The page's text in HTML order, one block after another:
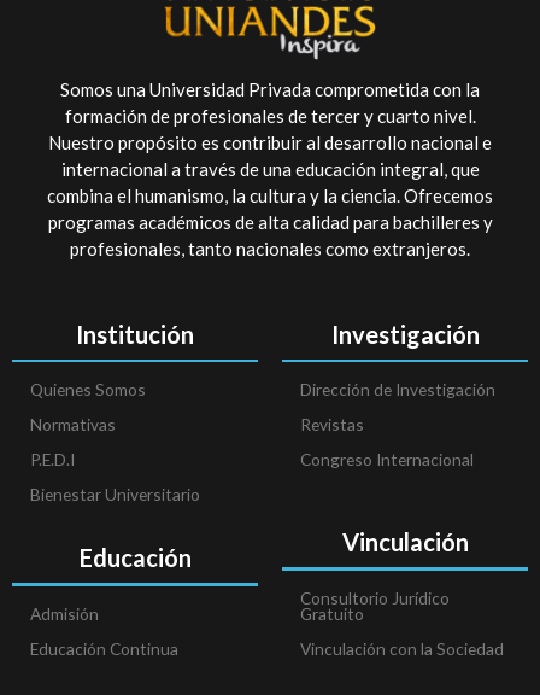
Somos una Universidad Privada comprometida con la
formación de profesionales de tercer y cuarto nivel.
Nuestro propósito es contribuir al desarrollo nacional e
internacional a través de una educación integral, que
combina el humanismo, la cultura y la ciencia. Ofrecemos
programas académicos de alta calidad para bachilleres y
profesionales, tanto nacionales como extranjeros.
Institución
Quienes Somos
Normativas
P.E.D.I
Bienestar Universitario
Educación
Admisión
Educación Continua
Investigación
Dirección de Investigación
Revistas
Congreso Internacional
Vinculación
Consultorio Jurídico
Gratuito
Vinculación con la Sociedad